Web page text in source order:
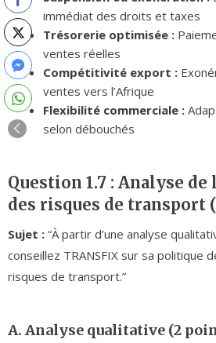
immédiat des droits et taxes
Trésorerie optimisée :
ventes réelles
Compétitivité export :
ventes vers l’Afrique
Flexibilité commerciale :
selon débouchés
Question 1.7 : Analyse
des risques de transport
Sujet : “À partir d’une analyse
conseillez TRANSFIX sur sa politique
risques de transport.”
A. Analyse qualitative (2